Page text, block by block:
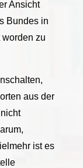
Ansicht
Bundes in
zu
aus der
ist es